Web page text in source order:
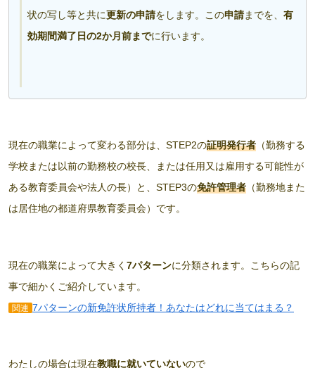
状の写し等と共に更新の申請をします。この申請までを、 有
効期間満了日の2か月前までに行います。
現在の職業によって変わる部分は、STEP2の証明発行者 （勤務する
学校または以前の勤務校の校長、または任用又は雇用する可能性が
ある教育委員会や法人の長）と、STEP3の免許管理者 （勤務地また
は居住地の都道府県教育委員会）です。
現在の職業によって大きく 7パターンに分類されます。こちらの記
事で細かくご紹介しています。
関連 7パターンの新免許状所持者！あなたはどれに当てはまる？
わたしの場合は現在教職に就いていないので